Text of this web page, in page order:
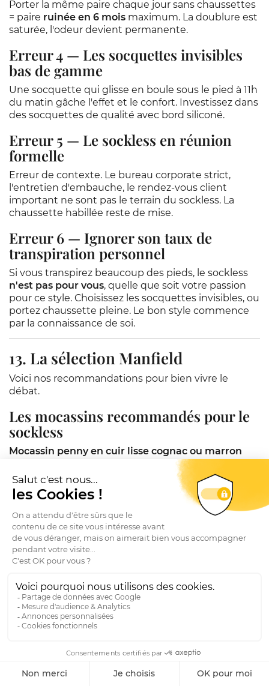
Porter la même paire chaque jour sans chaussettes
= paire ruinée en 6 mois maximum. La doublure est
saturée, l'odeur devient permanente.
Erreur 4 — Les socquettes invisibles
bas de gamme
Une socquette qui glisse en boule sous le pied à 11h
du matin gâche l'effet et le confort. Investissez dans
des socquettes de qualité avec bord siliconé.
Erreur 5 — Le sockless en réunion
formelle
Erreur de contexte. Le bureau corporate strict,
l'entretien d'embauche, le rendez-vous client
important ne sont pas le terrain du sockless. La
chaussette habillée reste de mise.
Erreur 6 — Ignorer son taux de
transpiration personnel
Si vous transpirez beaucoup des pieds, le sockless
n'est pas pour vous, quelle que soit votre passion
pour ce style. Choisissez les socquettes invisibles, ou
portez chaussette pleine. Le bon style commence
par la connaissance de soi.
13. La sélection Manfield
Voici nos recommandations pour bien vivre le
débat.
Les mocassins recommandés pour le
sockless
Mocassin penny en cuir lisse cognac ou marron
: la valeur sûre, fonctionne sockless ou avec
socquettes invisibles. Voir notre
collection
mocassins homme.
Mocassin penny ou tassel en veau velours
: le
summum du style estival, dans des tons sable,
lichen ou cognac. Les modèlesBowen
Goodyear apportent une fabrication d'exception.
Mocassin à mors (horse bit loafer)
néanmoins compatible avec le sockless en bon
contexte.
Mocassin femme en cuir lisse foncé ou daim
cognac: voir notre
les options chaussettes.
Le conseil en boutique